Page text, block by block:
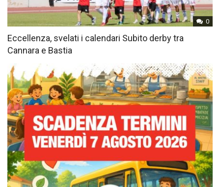
0
Eccellenza, svelati i calendari Subito derby tra
Cannara e Bastia